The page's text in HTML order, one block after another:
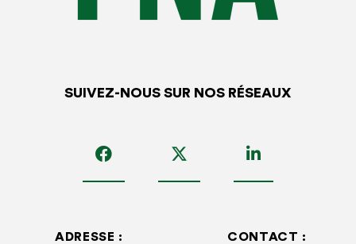
SUIVEZ-NOUS SUR NOS RÉSEAUX
ADRESSE : CONTACT :